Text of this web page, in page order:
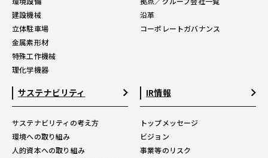
建設機械
立体駐車場
金属素形材
特殊工作機械
理化学機器
沿革
コーポレートガバナンス
サステナビリティ
サステナビリティの考え方
環境への取り組み
人的資本への取り組み
IR情報
トップメッセージ
ビジョン
事業等のリスク